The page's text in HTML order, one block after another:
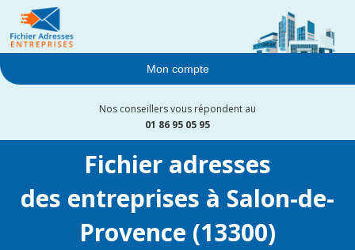
Mon compte
Nos conseillers vous répondent au
01 86 95 05 95
Fichier adresses
des entreprises à Salon-de-
Provence (13300)